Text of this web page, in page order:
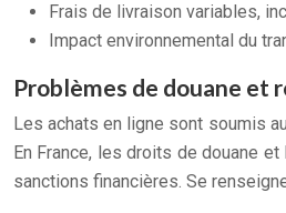
Frais de livraison variables,
Impact environnemental du
Problèmes de douane et
Les achats en ligne sont soumis
En France, les droits de douane
sanctions financières. Se